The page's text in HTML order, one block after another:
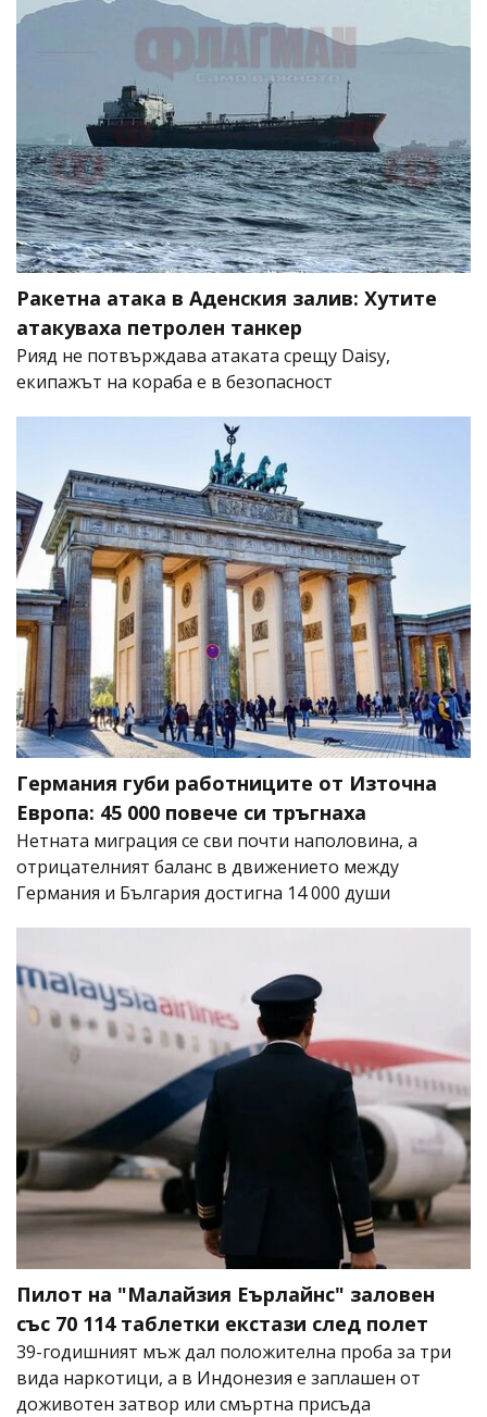
Ракетна атака в Аденския залив: Хутите
атакуваха петролен танкер
Рияд не потвърждава атаката срещу Daisy,
екипажът на кораба е в безопасност
Германия губи работниците от Източна
Европа: 45 000 повече си тръгнаха
Нетната миграция се сви почти наполовина, а
отрицателният баланс в движението между
Германия и България достигна 14 000 души
Пилот на "Малайзия Еърлайнс" заловен
със 70 114 таблетки екстази след полет
39-годишният мъж дал положителна проба за три
вида наркотици, а в Индонезия е заплашен от
доживотен затвор или смъртна присъда